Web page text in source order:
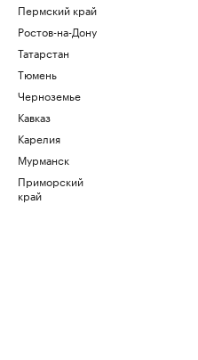
Пермский край
Ростов-на-Дону
Татарстан
Тюмень
Черноземье
Кавказ
Карелия
Мурманск
Приморский
край